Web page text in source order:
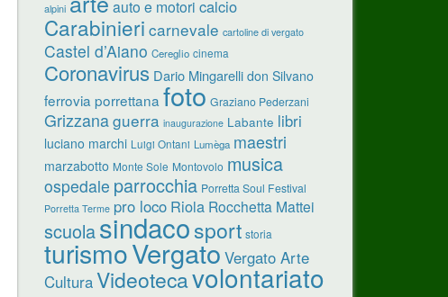
alpini
auto e motori calcio
Carabinieri carnevale cartoline di vergato
Castel d’Aiano Cereglio cinema
Coronavirus Dario Mingarelli don Silvano
ferrovia porrettana foto Graziano Pederzani
Grizzanaguerra inaugurazione Labante libri
luciano marchi Luigi Ontani Lumèga maestri
marzabotto Monte Sole Montovolo musica
ospedale parrocchia Porretta Soul Festival
Porretta Terme pro loco Riola Rocchetta Mattei
scuolasindacosport storia
turismoVergato Vergato Arte
CulturaVideotecavolontariato